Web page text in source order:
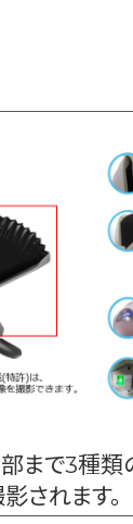
まで3種類
されます。